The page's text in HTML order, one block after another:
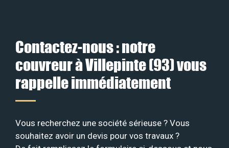
Contactez-nous : notre
couvreur à Villepinte (93) vous
rappelle immédiatement
Vous recherchez une société sérieuse ? Vous
souhaitez avoir un devis pour vos travaux ?